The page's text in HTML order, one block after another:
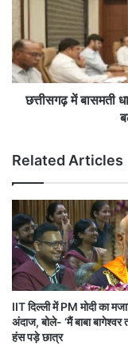
को
नि
जी
में
गौ
री
स्प्रै
ट
सं
ग
लें
सा
त
बा
स
म
खे
ती
को
मि
ले
गा
ब
ढ़ा
वा
,
कि
छत्तीसगढ़ में बासमती
Related Articles
IIT दिल्ली में PM मोदी का
अंदाज, बोले- ‘मैं बाबा बागेश्वर
हंस पड़े छात्र